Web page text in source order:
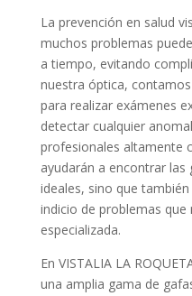
La prevención en salud
muchos problemas
a tiempo, evitando
nuestra óptica,
para realizar exámenes
detectar cualquier
profesionales altamente
ayudarán a encontrar
ideales, sino que
indicio de problemas que
especializada.
En VISTALIA LA
una amplia gama de